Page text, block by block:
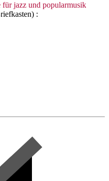
für jazz und popularmusik
: